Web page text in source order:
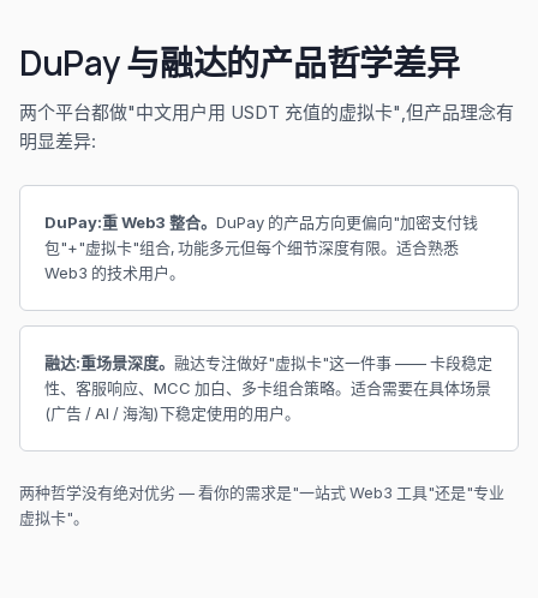
DuPay 与融达的产品哲学差异
两个平台都做"中文用户用 USDT 充值的虚拟卡",但产品理念有
明显差异:
DuPay:重 Web3 整合。 DuPay 的产品方向更偏向"加密支付钱
包"+"虚拟卡"组合, 功能多元但每个细节深度有限。适合熟悉
Web3 的技术用户。
融达:重场景深度。 融达专注做好"虚拟卡"这一件事 —— 卡段稳定
性、客服响应、MCC 加白、多卡组合策略。适合需要在具体场景
(广告 / AI / 海淘)下稳定使用的用户。
两种哲学没有绝对优劣 — 看你的需求是"一站式 Web3 工具"还是"专业
虚拟卡"。